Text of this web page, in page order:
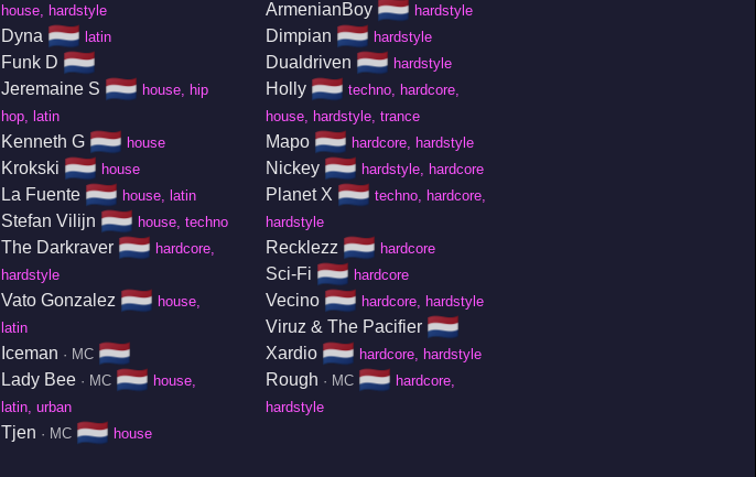
house, hardstyle
Dyna 🇳🇱 latin
Funk D 🇳🇱
Jeremaine S 🇳🇱 house, hip
hop, latin
Kenneth G 🇳🇱 house
Krokski 🇳🇱 house
La Fuente 🇳🇱 house, latin
Stefan Vilijn 🇳🇱 house, techno
The Darkraver 🇳🇱 hardcore,
hardstyle
Vato Gonzalez 🇳🇱 house,
latin
Iceman · MC 🇳🇱
Lady Bee· MC 🇳🇱 house,
latin, urban
Tjen · MC 🇳🇱 house
ArmenianBoy 🇳🇱 hardstyle
Dimpian 🇳🇱 hardstyle
Dualdriven 🇳🇱 hardstyle
Holly 🇳🇱 techno, hardcore,
house, hardstyle, trance
Mapo 🇳🇱 hardcore, hardstyle
Nickey 🇳🇱 hardstyle, hardcore
Planet X 🇳🇱 techno, hardcore,
hardstyle
Recklezz 🇳🇱 hardcore
Sci-Fi 🇳🇱 hardcore
Vecino 🇳🇱 hardcore, hardstyle
Viruz & The Pacifier 🇳🇱
Xardio 🇳🇱 hardcore, hardstyle
Rough · MC 🇳🇱 hardcore,
hardstyle